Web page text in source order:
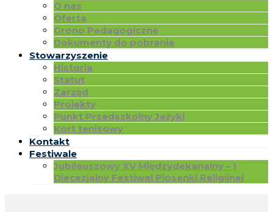
O nas
Oferta
Grono Pedagogiczne
Dokumenty do pobrania
Stowarzyszenie
Historia
Statut
Zarząd
Projekty
Punkt Przedszkolny Jeżyki
Kort tenisowy
Kontakt
Festiwale
Jubileuszowy XV Międzydekanalny – I
Diecezjalny Festiwal Piosenki Religijnej